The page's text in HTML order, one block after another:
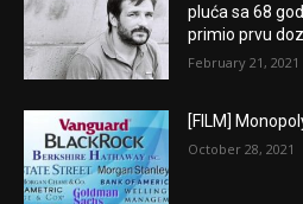
pluća sa 68
primio prvu
February 21, 2021
[FILM]
October 28, 2021